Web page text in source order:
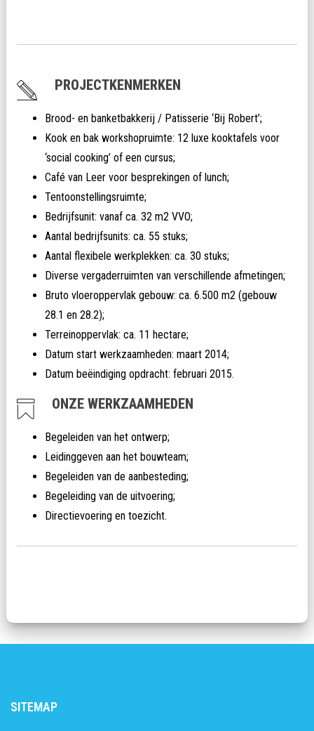
PROJECTKENMERKEN
Brood- en banketbakkerij / Patisserie ‘Bij Robert’;
Kook en bak workshopruimte: 12 luxe kooktafels voor
‘social cooking’ of een cursus;
Café van Leer voor besprekingen of lunch;
Tentoonstellingsruimte;
Bedrijfsunit: vanaf ca. 32 m2 VVO;
Aantal bedrijfsunits: ca. 55 stuks;
Aantal flexibele werkplekken: ca. 30 stuks;
Diverse vergaderruimten van verschillende afmetingen;
Bruto vloeroppervlak gebouw: ca. 6.500 m2 (gebouw
28.1 en 28.2);
Terreinoppervlak: ca. 11 hectare;
Datum start werkzaamheden: maart 2014;
Datum beëindiging opdracht: februari 2015.
ONZE WERKZAAMHEDEN
Begeleiden van het ontwerp;
Leidinggeven aan het bouwteam;
Begeleiden van de aanbesteding;
Begeleiding van de uitvoering;
Directievoering en toezicht.
SITEMAP